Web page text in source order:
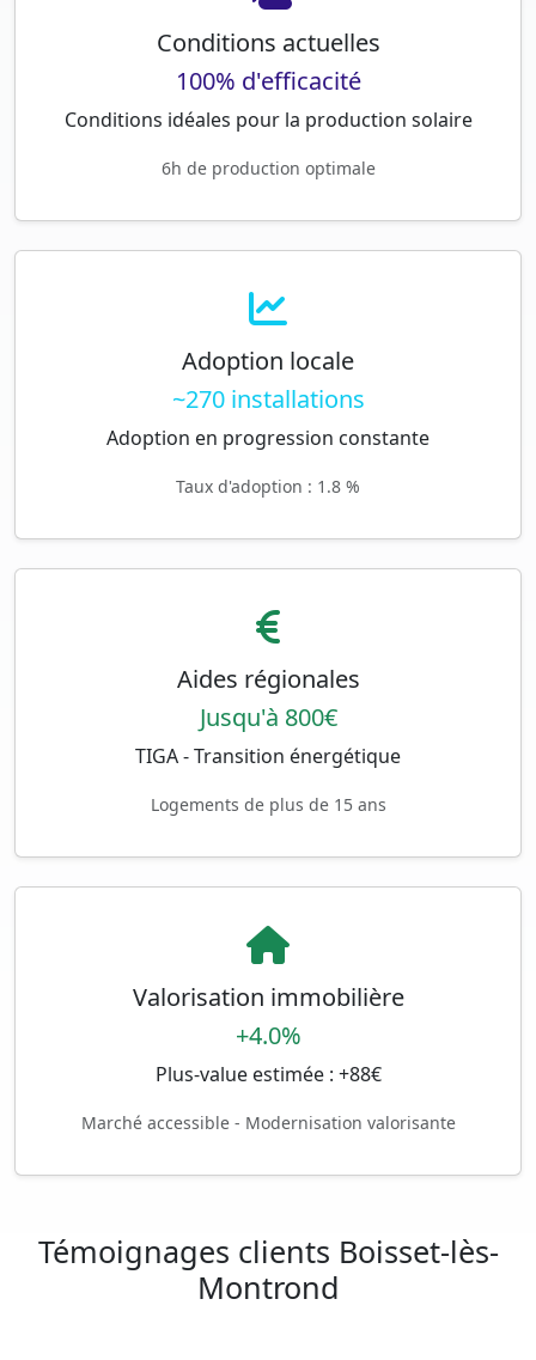
Conditions actuelles
100% d'efficacité
Conditions idéales pour la production solaire
6h de production optimale
Adoption locale
~270 installations
Adoption en progression constante
Taux d'adoption : 1.8 %
Aides régionales
Jusqu'à 800€
TIGA - Transition énergétique
Logements de plus de 15 ans
Valorisation immobilière
+4.0%
Plus-value estimée : +88€
Marché accessible - Modernisation valorisante
Témoignages clients Boisset-lès-
Montrond